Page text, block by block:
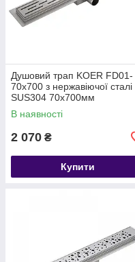
Душовий трап KOER FD01-
70x700 з нержавіючої сталі
SUS304 70x700мм
В наявності
2 070 ₴
Купити